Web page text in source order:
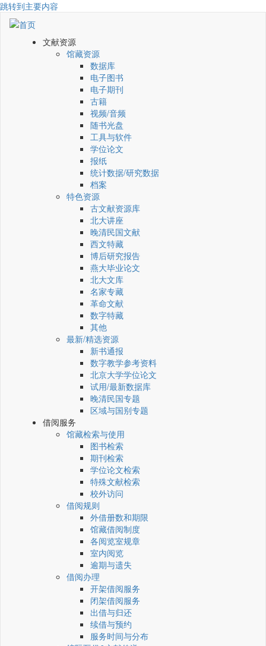
跳转到主要内容
文献资源
馆藏资源
数据库
电子图书
电子期刊
古籍
视频/音频
随书光盘
工具与软件
学位论文
报纸
统计数据/研究数据
档案
特色资源
古文献资源库
北大讲座
晚清民国文献
西文特藏
博后研究报告
燕大毕业论文
北大文库
名家专藏
革命文献
数字特藏
其他
最新/精选资源
新书通报
数字教学参考资料
北京大学学位论文
试用/最新数据库
晚清民国专题
区域与国别专题
借阅服务
馆藏检索与使用
图书检索
期刊检索
学位论文检索
特殊文献检索
校外访问
借阅规则
外借册数和期限
馆藏借阅制度
各阅览室规章
室内阅览
逾期与遗失
借阅办理
开架借阅服务
闭架借阅服务
出借与归还
续借与预约
服务时间与分布